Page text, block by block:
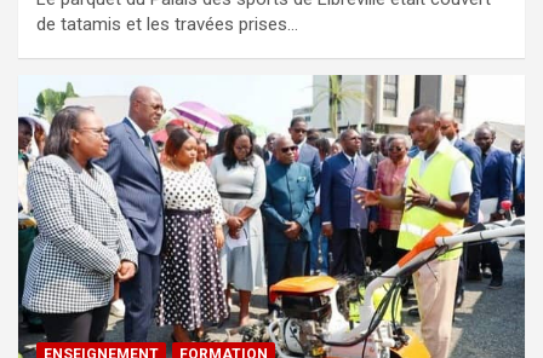
de tatamis et les travées prises…
ENSEIGNEMENT FORMATION